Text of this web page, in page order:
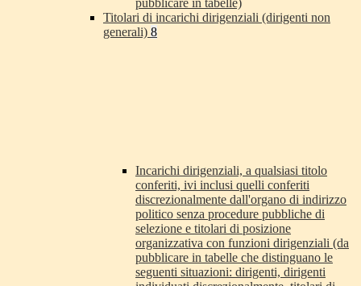
pubblicare in tabelle)
Titolari di incarichi dirigenziali (dirigenti non
generali) 8
Incarichi dirigenziali, a qualsiasi titolo
conferiti, ivi inclusi quelli conferiti
discrezionalmente dall'organo di indirizzo
politico senza procedure pubbliche di
selezione e titolari di posizione
organizzativa con funzioni dirigenziali (da
pubblicare in tabelle che distinguano le
seguenti situazioni: dirigenti, dirigenti